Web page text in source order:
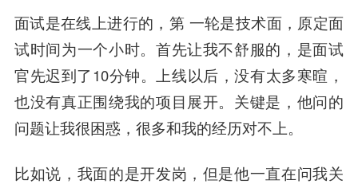
面试是在线上进行的，第 一轮是技术面，原定面
试时间为一个小时。首先让我不舒服的，是面试
官先迟到了10分钟。上线以后，没有太多寒暄，
也没有真正围绕我的项目展开。关键是，他问的
问题让我很困惑，很多和我的经历对不上。
比如说，我面的是开发岗，但是他一直在问我关